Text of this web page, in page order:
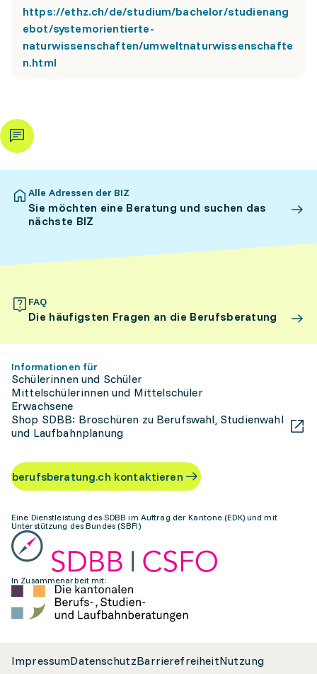
https://ethz.ch/de/studium/bachelor/studienang
ebot/systemorientierte-
naturwissenschaften/umweltnaturwissenschafte
n.html
Alle Adressen der BIZ
Sie möchten eine Beratung und suchen das
nächste BIZ
FAQ
Die häufigsten Fragen an die Berufsberatung
Informationen für
Schülerinnen und Schüler
Mittelschülerinnen und Mittelschüler
Erwachsene
Shop SDBB: Broschüren zu Berufswahl, Studienwahl
und Laufbahnplanung
berufsberatung.ch kontaktieren
Eine Dienstleistung des SDBB im Auftrag der Kantone (EDK) und mit
Unterstützung des Bundes (SBFI)
In Zusammenarbeit mit:
ImpressumDatenschutzBarrierefreiheitNutzung